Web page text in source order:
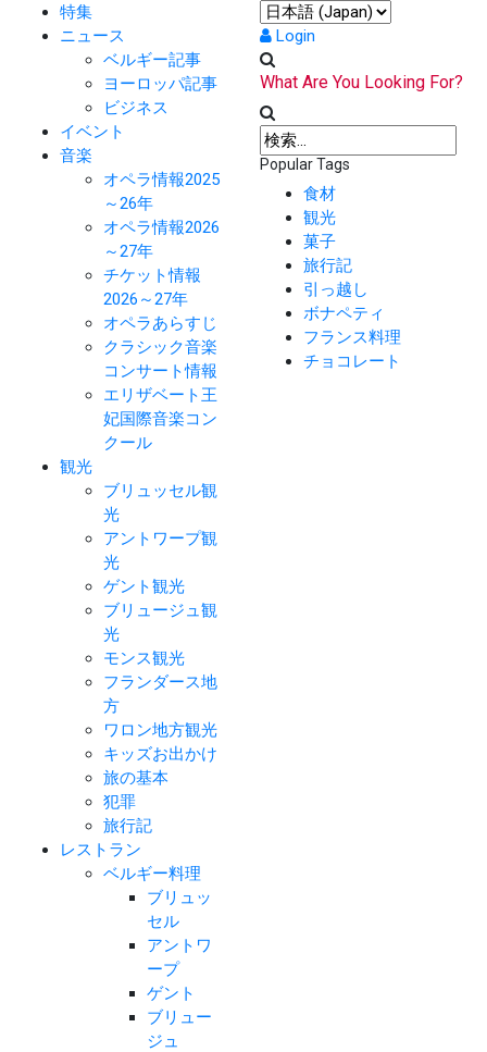
特集
ニュース
ベルギー記事
ヨーロッパ記事
ビジネス
イベント
音楽
オペラ情報2025
～26年
オペラ情報2026
～27年
チケット情報
2026～27年
オペラあらすじ
クラシック音楽
コンサート情報
エリザベート王
妃国際音楽コン
クール
観光
ブリュッセル観
光
アントワープ観
光
ゲント観光
ブリュージュ観
光
モンス観光
フランダース地
方
ワロン地方観光
キッズお出かけ
旅の基本
犯罪
旅行記
レストラン
ベルギー料理
ブリュッ
セル
アントワ
ープ
ゲント
ブリュー
ジュ
Login
What Are You Looking For?
Popular Tags
食材
観光
菓子
旅行記
引っ越し
ボナペティ
フランス料理
チョコレート